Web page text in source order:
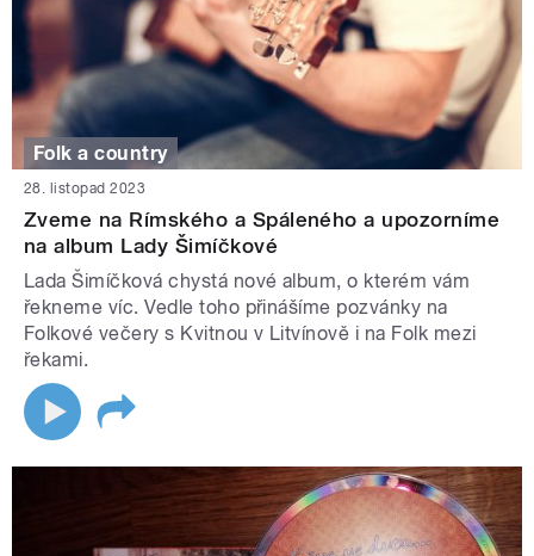
Folk a country
28. listopad 2023
Zveme na Rímského a Spáleného a upozorníme
na album Lady Šimíčkové
Lada Šimíčková chystá nové album, o kterém vám
řekneme víc. Vedle toho přinášíme pozvánky na
Folkové večery s Kvitnou v Litvínově i na Folk mezi
řekami.